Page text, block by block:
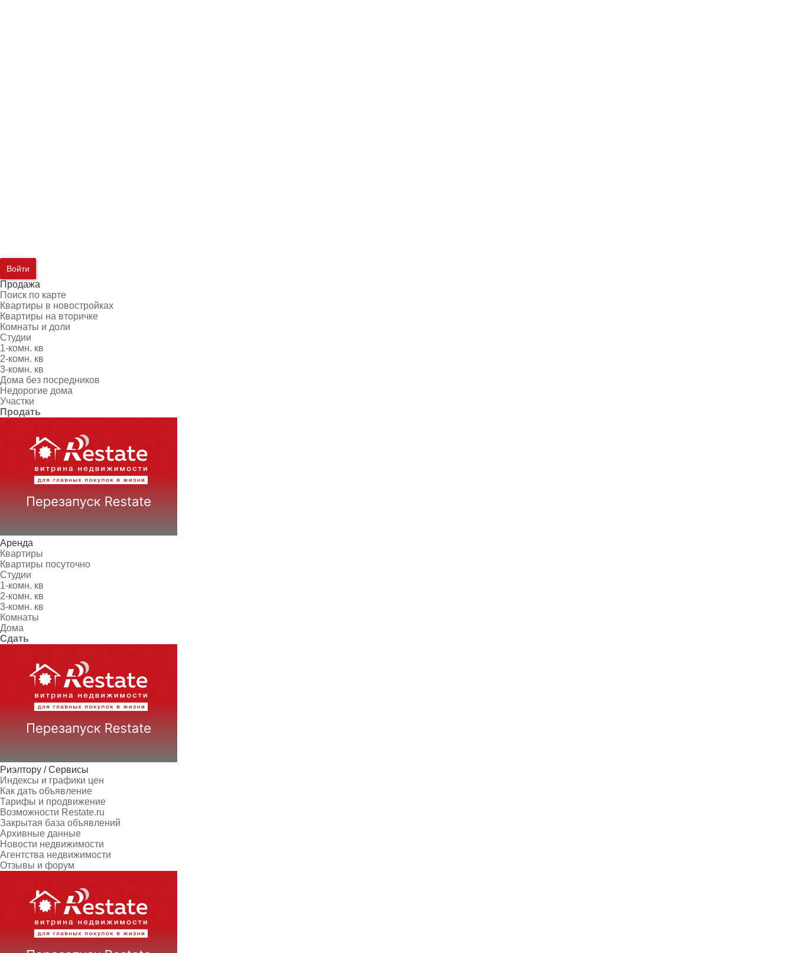
Войти
Продажа
Поиск по карте
Квартиры в новостройках
Квартиры на вторичке
Комнаты и доли
Студии
1-комн. кв
2-комн. кв
3-комн. кв
Дома без посредников
Недорогие дома
Участки
Продать
Аренда
Квартиры
Квартиры посуточно
Студии
1-комн. кв
2-комн. кв
3-комн. кв
Комнаты
Дома
Сдать
Риэлтору / Сервисы
Индексы и графики цен
Как дать объявление
Тарифы и продвижение
Возможности Restate.ru
Закрытая база объявлений
Архивные данные
Новости недвижимости
Агентства недвижимости
Отзывы и форум